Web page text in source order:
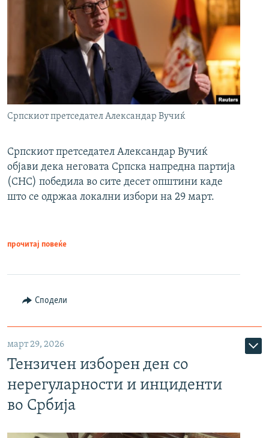
Српскиот претседател Александар Вучиќ
Српскиот претседател Александар Вучиќ
објави дека неговата Српска напредна партија
(СНС) победила во сите десет општини каде
што се одржаа локални избори на 29 март.
прочитај повеќе
Сподели
март 29, 2026
Тензичен изборен ден со
нерегуларности и инциденти
во Србија